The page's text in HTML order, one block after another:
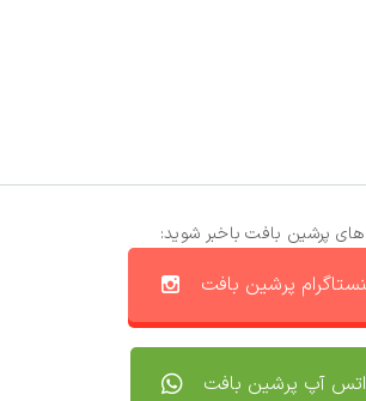
پرشین بافت باخبر شوید:
پرشین بافت
آپ پرشین بافت